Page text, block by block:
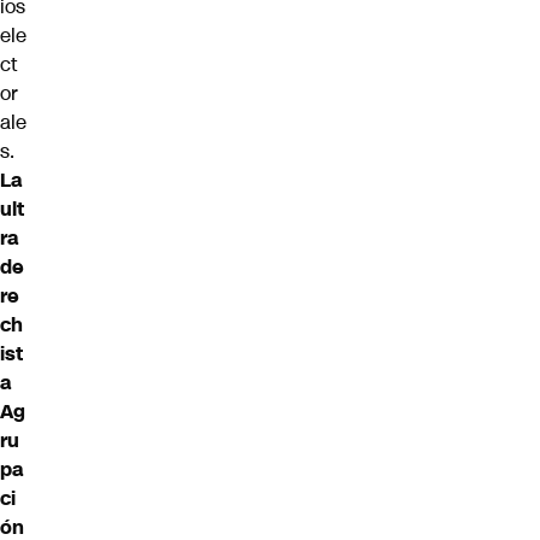
ios
ele
ct
or
ale
s.
La
ult
ra
de
re
ch
ist
a
Ag
ru
pa
ci
ón